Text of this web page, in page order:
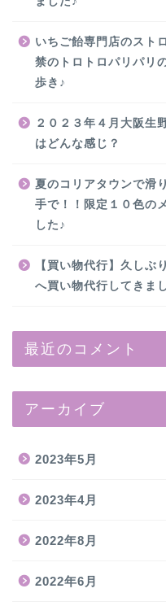
いちご飴専門店のスト
禁のトロトロパリパリ
歩き♪
２０２３年４月大阪生
はどんな感じ？
夏のコリアタウンで滑
手で！！限定１０色の
した♪
【買い物代行】久しぶ
へ買い物代行してきま
最近のコメント
アーカイブ
2023年5月
2023年4月
2022年8月
2022年6月